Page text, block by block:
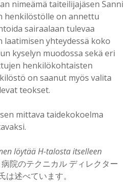
nimeämä taiteilijajäsen Sanni
henkilöstölle on annettu
sairaalaan tulevaa
yhteydessä koko
kyselyn muodossa sekä eri
henkilökohtaisten
on saanut myös valita
teokset.
mittava taidekokoelma
löytää H-talosta itselleen
院のテクニカル ディレクター
は述べています。